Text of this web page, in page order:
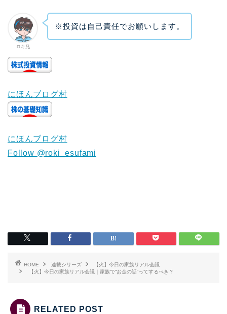
ロキ兄
※投資は自己責任でお願いします。
にほんブログ村
にほんブログ村
Follow @roki_esufami
HOME 連載シリーズ
【火】今日の家族リアル会議
【火】今日の家族リアル会議｜家族で“お金の話”ってするべき？
RELATED POST